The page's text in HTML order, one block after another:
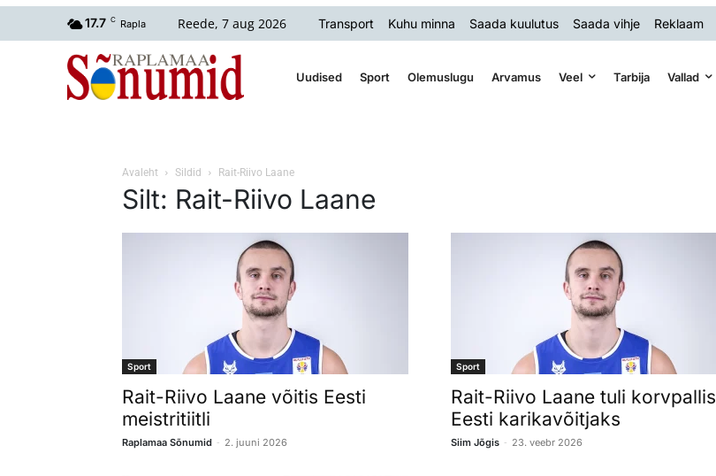
17.7 C Rapla Reede, 7 aug 2026 Transport Kuhu minna Saada kuulutus Saada vihje Reklaam
Uudised Sport Olemuslugu Arvamus Veel Tarbija Vallad
Avaleht Sildid Rait-Riivo Laane
Silt: Rait-Riivo Laane
Sport
Rait-Riivo Laane võitis Eesti
meistritiitli
Raplamaa Sõnumid - 2. juuni 2026
Sport
Rait-Riivo Laane tuli korvpallis
Eesti karikavõitjaks
Siim Jõgis - 23. veebr 2026